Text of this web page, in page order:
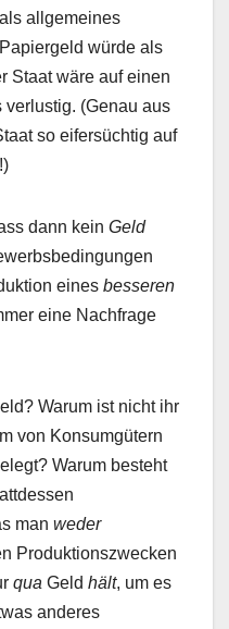
allgemeines
würde als
Staat wäre auf einen
(Genau aus
so eifersüchtig auf
dann kein Geld
eines besseren
eine Nachfrage
Warum ist nicht ihr
von Konsumgütern
Warum besteht
man weder
Produktionszwecken
qua Geld hält, um es
anderes